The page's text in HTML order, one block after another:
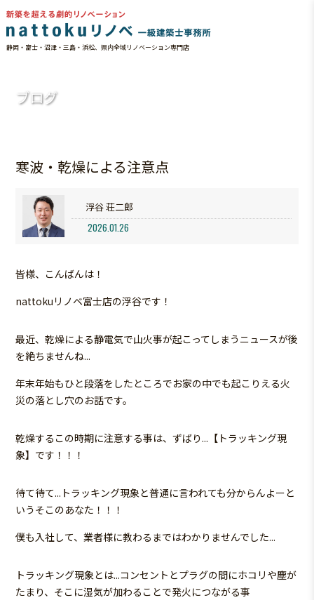
静岡・富士・沼津・三島・浜松、県内全域リノベーション専門店
ブログ
寒波・乾燥による注意点
浮谷 荘二郎
2026.01.26
皆様、こんばんは！
nattokuリノベ富士店の浮谷です！
最近、乾燥による静電気で山火事が起こってしまうニュースが後
を絶ちませんね...
年末年始もひと段落をしたところでお家の中でも起こりえる火
災の落とし穴のお話です。
乾燥するこの時期に注意する事は、ずばり...【トラッキング現
象】です！！！
待て待て...トラッキング現象と普通に言われても分からんよーと
いうそこのあなた！！！
僕も入社して、業者様に教わるまではわかりませんでした...
トラッキング現象とは...コンセントとプラグの間にホコリや塵が
たまり、そこに湿気が加わることで発火につながる事